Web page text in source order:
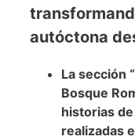
autóctona
La sección
Bosque
historias
realizadas